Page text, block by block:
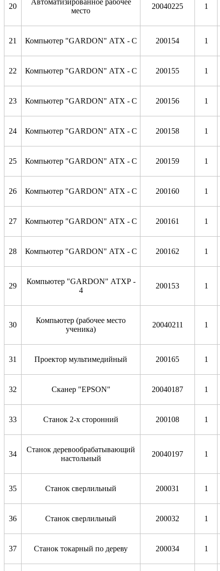
20
место
20040225 1
21 Компьютер "GARDON" АТХ - С 200154 1
22 Компьютер "GARDON" АТХ - С 200155 1
23 Компьютер "GARDON" АТХ - С 200156 1
24 Компьютер "GARDON" АТХ - С 200158 1
25 Компьютер "GARDON" АТХ - С 200159 1
26 Компьютер "GARDON" АТХ - С 200160 1
27 Компьютер "GARDON" АТХ - С 200161 1
28 Компьютер "GARDON" АТХ - С 200162 1
29
Компьютер "GARDON" АТХР -
4
200153 1
30
Компьютер (рабочее место
ученика)
20040211 1
31 Проектор мультимедийный 200165 1
32 Сканер "EPSON" 20040187 1
33 Станок 2-х сторонний 200108 1
34
Станок деревообрабатывающий
настольный
20040197 1
35 Станок сверлильный 200031 1
36 Станок сверлильный 200032 1
37 Станок токарный по дереву 200034 1